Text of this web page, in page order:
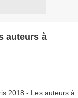
auteurs à